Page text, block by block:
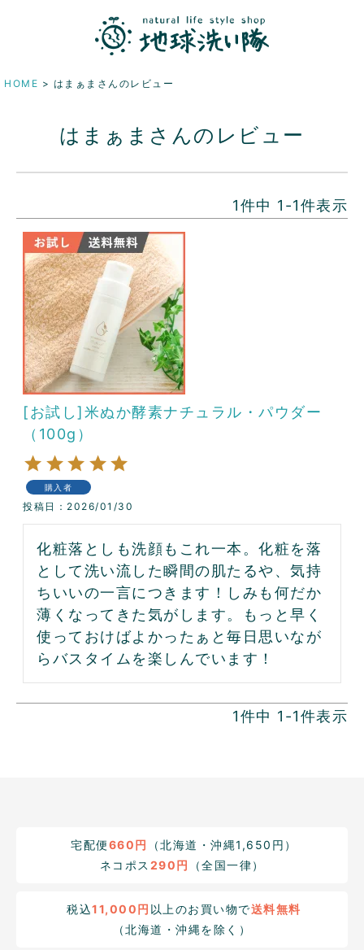
HOME はまぁまさんのレビュー
はまぁまさんのレビュー
1件中 1 -1件表示
[お試し]米ぬか酵素ナチュラル・パウダー
（100g）
購入者
投稿日 2026/01/30
化粧落としも洗顔もこれ一本。化粧を落
として洗い流した瞬間の肌たるや、気持
ちいいの一言につきます！しみも何だか
薄くなってきた気がします。もっと早く
使っておけばよかったぁと毎日思いなが
らバスタイムを楽しんでいます！
1件中 1 -1件表示
宅配便660円
（北海道・沖縄1,650円）
ネコポス 290円 （全国一律）
税込11,000円 以上のお買い物で送料無料
（北海道・沖縄を除く）